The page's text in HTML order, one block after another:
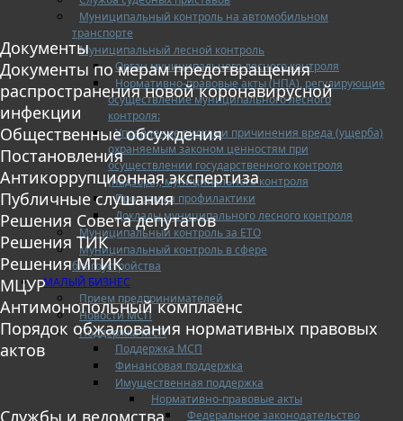
Муниципальный контроль на автомобильном
транспорте
Муниципальный лесной контроль
Орган муниципального лесного контроля
Нормативно-правовые акты (НПА), регулирующие
осуществление муниципального лесного
контроля:
Управление рисками причинения вреда (ущерба)
охраняемым законом ценностям при
осуществлении государственного контроля
(надзора), муниципального контроля
Программа профилактики
Доклады муниципального лесного контроля
Муниципальный контроль за ЕТО
Муниципальный контроль в сфере
благоустройства
МАЛЫЙ БИЗНЕС
Прием предпринимателей
Новости МСП
Поддержка МСП
Поддержка МСП
Финансовая поддержка
Имущественная поддержка
Нормативно-правовые акты
Федеральное законодательство
Документы
Документы по мерам предотвращения
распространения новой коронавирусной
инфекции
Общественные обсуждения
Постановления
Антикоррупционная экспертиза
Публичные слушания
Решения Совета депутатов
Решения ТИК
Решения МТИК
МЦУР
Антимонопольный комплаенс
Порядок обжалования нормативных правовых
актов
Службы и ведомства